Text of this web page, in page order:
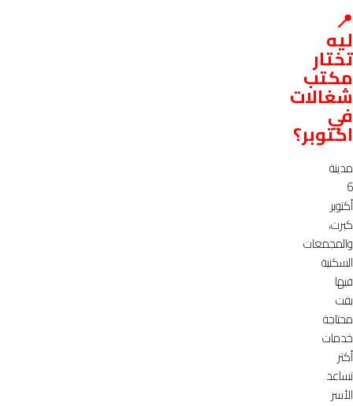
📍
ليه
تختار
مكتب
شغالات
في
اكتوبر؟
مدينة
6
أكتوبر
كبرت،
والمجمعات
السكنية
فيها
بقت
محتاجة
خدمات
أكتر
تساعد
الأسر